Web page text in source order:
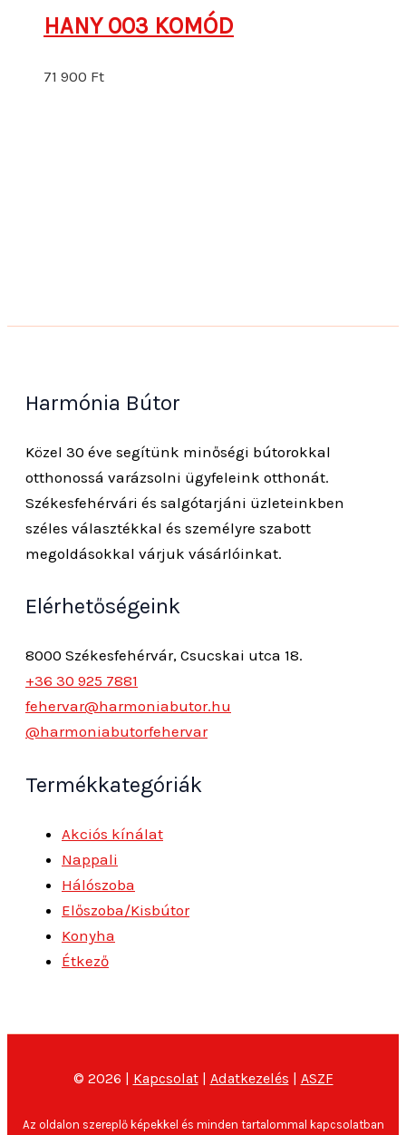
HANY 003 KOMÓD
71 900 Ft
Harmónia Bútor
Közel 30 éve segítünk minőségi bútorokkal
otthonossá varázsolni ügyfeleink otthonát.
Székesfehérvári és salgótarjáni üzleteinkben
széles választékkal és személyre szabott
megoldásokkal várjuk vásárlóinkat.
Elérhetőségeink
8000 Székesfehérvár, Csucskai utca 18.
+36 30 925 7881
fehervar@harmoniabutor.hu
@harmoniabutorfehervar
Termékkategóriák
Akciós kínálat
Nappali
Hálószoba
Előszoba/Kisbútor
Konyha
Étkező
© 2026 | Kapcsolat| Adatkezelés | ASZF
Az oldalon szereplő képekkel és minden tartalommal kapcsolatban